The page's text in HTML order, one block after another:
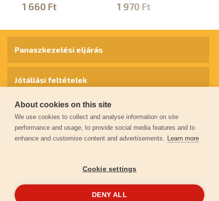
1 660 Ft 1 970 Ft
Panaszkezelési eljárás
Jótállási feltételek
Személyes adatok védelme
Kapcsolat
Garancia regisztráció
About cookies on this site
We use cookies to collect and analyse information on site
performance and usage, to provide social media features and to
enhance and customise content and advertisements. Learn more
Cookie settings
DENY ALL